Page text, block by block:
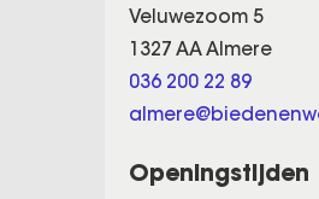
Veluwezoom 5
1327 AA Almere
036 200 22 89
Openingstijden